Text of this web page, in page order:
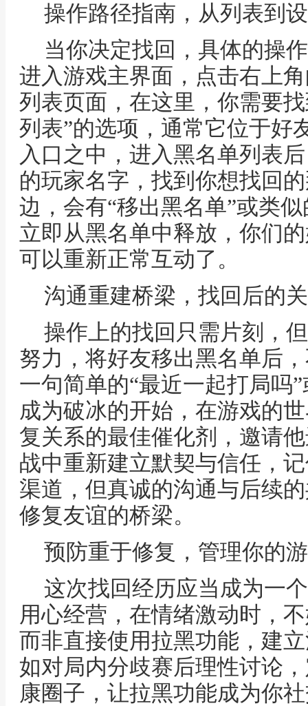
操作路径指南，从列表到
当你决定找回，具体的操
进入游戏主界面，点击右上
列表页面，在这里，你需要
列表”的选项，通常它位于好
入口之中，进入黑名单列表
的玩家名字，找到你想找回
边，会有“移出黑名单”或类
立即从黑名单中释放，你们
可以重新正常互动了。
沟通重建桥梁，找回后的
操作上的找回只需片刻，
努力，将好友移出黑名单后
一句简单的“最近一起打局吗
成为破冰的开始，在游戏的
复关系的最佳催化剂，邀请
战中重新建立默契与信任，
渠道，但真诚的沟通与后续
修复友谊的桥梁。
预防重于修复，管理你的
这次找回经历应当成为一
用心经营，在情绪激动时，
而非直接使用拉黑功能，建
如对局内分歧赛后理性讨论
康圈子，让拉黑功能成为你